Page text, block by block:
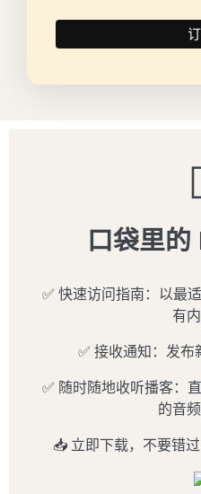
口袋里
✅ 快速访问指南：以最
有内
✅ 接收通知：发布
✅ 随时随地收听播客：
的音频
📥 立即下载，不要错